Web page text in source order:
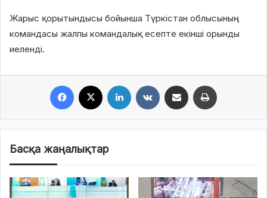
Жарыс қорытындысы бойынша Түркістан облысының
командасы жалпы командалық есепте екінші орынды
иеленді.
Басқа жаңалықтар